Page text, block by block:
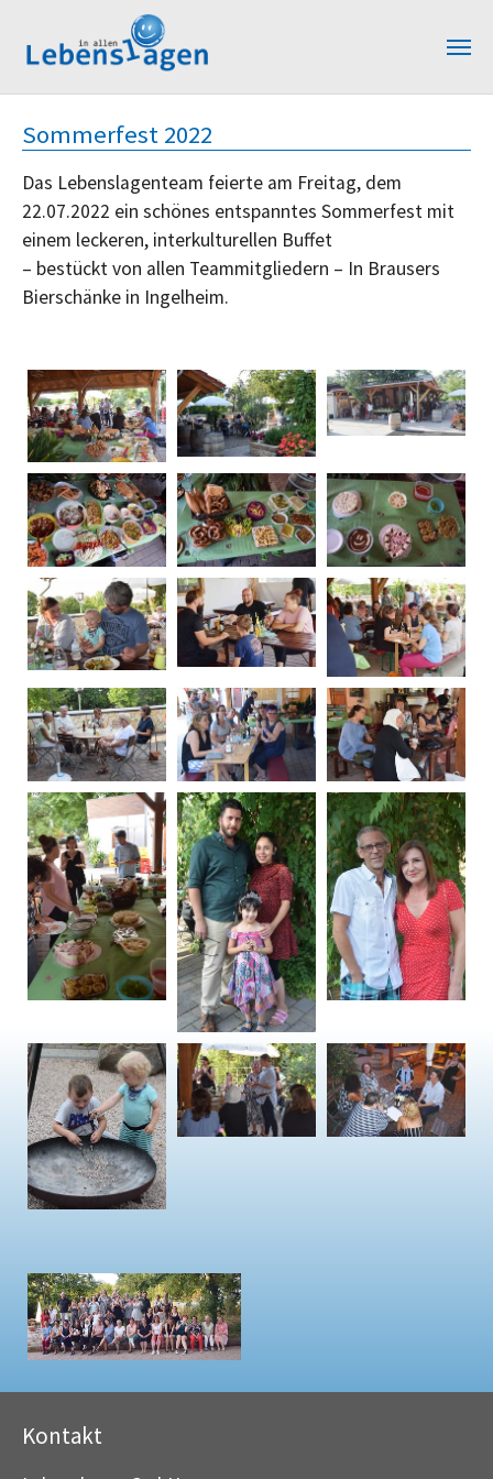
Sommerfest 2022
Das Lebenslagenteam feierte am Freitag, dem
22.07.2022 ein schönes entspanntes Sommerfest mit
einem leckeren, interkulturellen Buffet
– bestückt von allen Teammitgliedern – In Brausers
Bierschänke in Ingelheim.
Kontakt